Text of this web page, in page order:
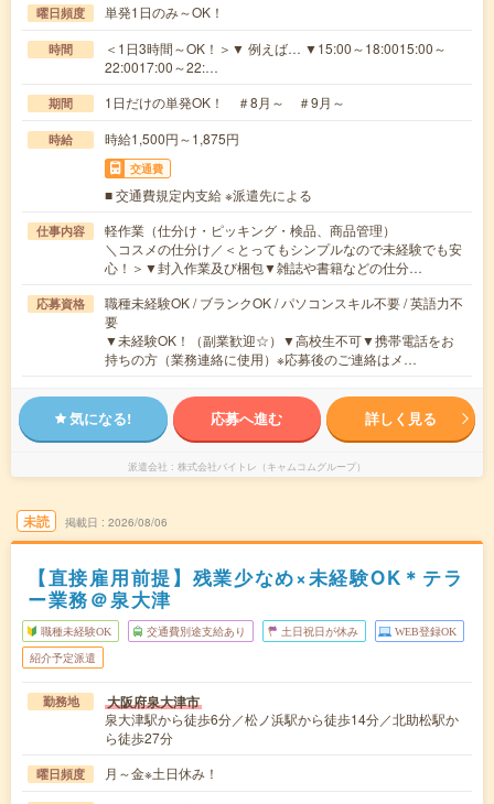
曜日頻度 単発1日のみ～OK！
時間
＜1日3時間～OK！＞▼ 例えば… ▼15:00～18:0015:00～
22:0017:00～22:…
期間 1日だけの単発OK！ ＃8月～ ＃9月～
時給 時給1,500円～1,875円
交通費
■ 交通費規定内支給 ※派遣先による
仕事内容
軽作業（仕分け・ピッキング・検品、商品管理）
＼コスメの仕分け／＜とってもシンプルなので未経験でも安
心！＞▼封入作業及び梱包▼雑誌や書籍などの仕分…
応募資格
職種未経験OK / ブランクOK / パソコンスキル不要 / 英語力不
要
▼未経験OK！（副業歓迎☆）▼高校生不可▼携帯電話をお
持ちの方（業務連絡に使用）※応募後のご連絡はメ…
気になる! 応募へ進む 詳しく見る
派遣会社 株式会社バイトレ（キャムコムグループ）
未読 掲載日 2026/08/06
【直接雇用前提】残業少なめ×未経験OK＊テラ
ー業務＠泉大津
職種未経験OK 交通費別途支給あり 土日祝日が休み WEB登録OK
紹介予定派遣
勤務地 大阪府泉大津市
泉大津駅から徒歩6分／松ノ浜駅から徒歩14分／北助松駅か
ら徒歩27分
曜日頻度 月～金※土日休み！